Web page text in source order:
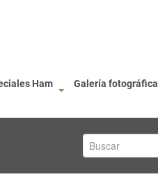
Ham Galería fotográfica